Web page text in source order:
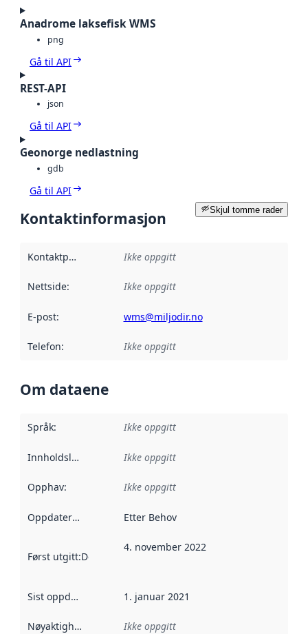
Anadrome laksefisk WMS
png
Gå til API
REST-API
json
Gå til API
Geonorge nedlastning
gdb
Gå til API
Skjul tomme rader
Kontaktinformasjon
Kontaktpunkt Ikke oppgitt
Nettside: Ikke oppgitt
E-post: wms@miljodir.no
Telefon: Ikke oppgitt
Om dataene
Språk: Ikke oppgitt
Innholdsleverandører :
Ikke oppgitt
Opphav: Ikke oppgitt
Oppdateringsfrekvens :
Etter Behov
Først utgitt:Denne datoen sier når dataene i dette
4. november 2022
Sist oppdatert 1. januar 2021
Nøyaktighet Ikke oppgitt